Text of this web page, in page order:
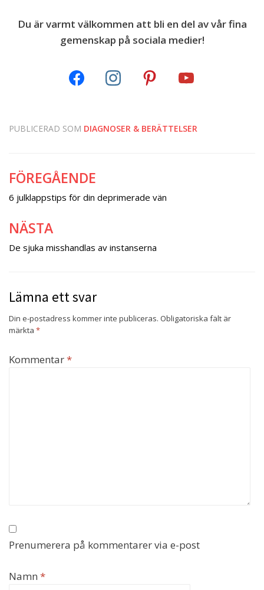
Du är varmt välkommen att bli en del av vår fina
gemenskap på sociala medier!
PUBLICERAD SOM DIAGNOSER & BERÄTTELSER
Inläggsnavigering
FÖREGÅENDE
6 julklappstips för din deprimerade vän
NÄSTA
De sjuka misshandlas av instanserna
Lämna ett svar
Din e-postadress kommer inte publiceras. Obligatoriska fält är
märkta *
Kommentar*
Prenumerera på kommentarer via e-post
Namn *